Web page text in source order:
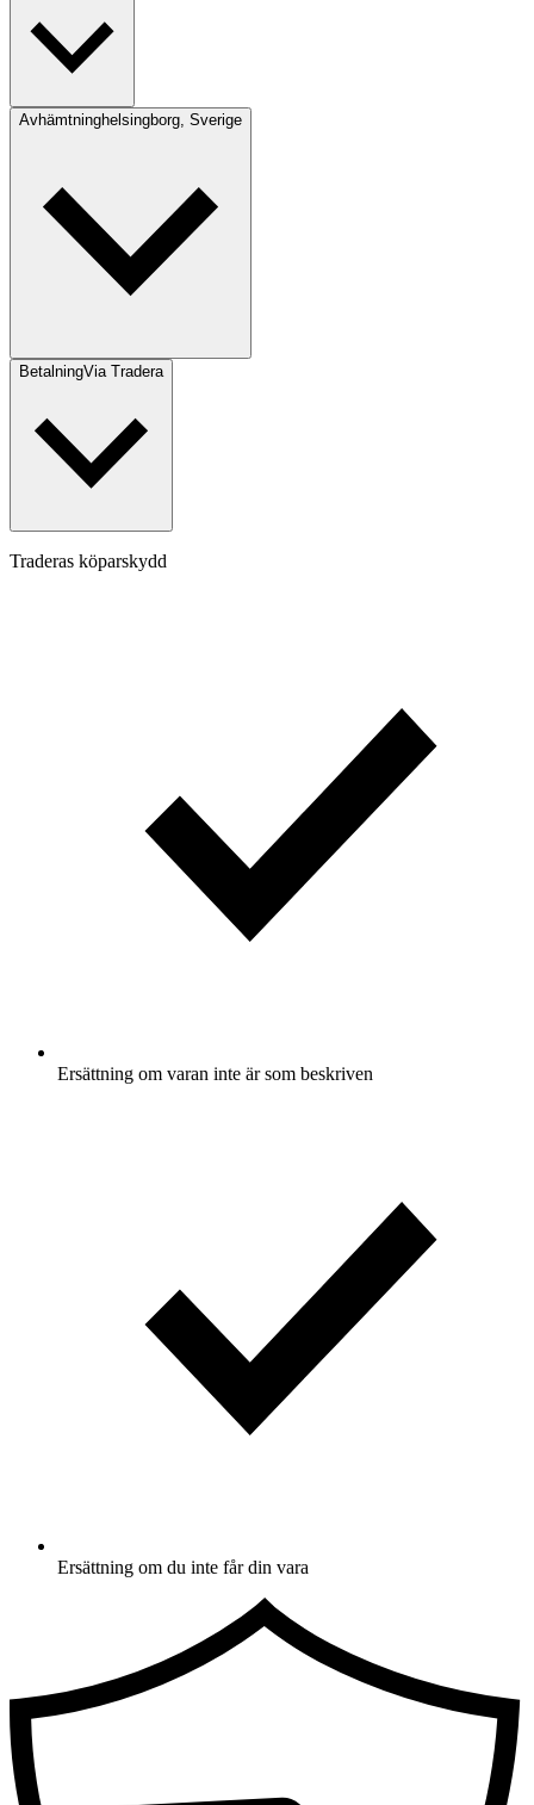
Avhämtninghelsingborg, Sverige
BetalningVia Tradera
Traderas köparskydd
Ersättning om varan inte är som beskriven
Ersättning om du inte får din vara